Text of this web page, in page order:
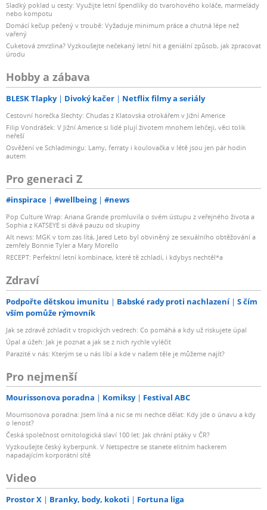
Sladký poklad u cesty: Využijte letní špendlíky do tvarohového koláče, marmelády
nebo kompotu
Domácí kečup pečený v troubě: Vyžaduje minimum práce a chutná lépe než
vařený
Cuketová zmrzlina? Vyzkoušejte nečekaný letní hit a geniální způsob, jak zpracovat
úrodu
Hobby a zábava
BLESK Tlapky Divoký kačer Netflix filmy a seriály
Cestovní horečka šlechty: Chuďas z Klatovska otrokářem v Jižní Americe
Filip Vondrášek: V Jižní Americe si lidé plují životem mnohem lehčeji, věci tolik
neřeší
Osvěžení ve Schladmingu: Lamy, ferraty i koulovačka v létě jsou jen pár hodin
autem
Pro generaci Z
#inspirace #wellbeing #news
Pop Culture Wrap: Ariana Grande promluvila o svém ústupu z veřejného života a
Sophia z KATSEYE si dává pauzu od skupiny
Alt news: MGK v tom zas lítá, Jared Leto byl obviněný ze sexuálního obtěžování a
zemřely Bonnie Tyler a Mary Morello
RECEPT: Perfektní letní kombinace, které tě zchladí, i kdybys nechtěl*a
Zdraví
Podpořte dětskou imunitu Babské rady proti nachlazení
S čím
vším pomůže rýmovník
Jak se zdravě zchladit v tropických vedrech: Co pomáhá a kdy už riskujete úpal
Úpal a úžeh: Jak je poznat a jak se z nich rychle vyléčit
Parazité v nás: Kterým se u nás líbí a kde v našem těle je můžeme najít?
Pro nejmenší
Mourissonova poradna Komiksy Festival ABC
Mourrisonova poradna: Jsem líná a nic se mi nechce dělat: Kdy jde o únavu a kdy
o lenost?
Česká společnost ornitologická slaví 100 let: Jak chrání ptáky v ČR?
Vyzkoušejte český kyberpunk. V Netspectre se stanete elitním hackerem
napadajícím korporátní sítě
Video
Prostor X Branky, body, kokoti Fortuna liga